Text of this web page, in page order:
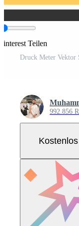
Teilen
Druck Meter Vektor
992.856